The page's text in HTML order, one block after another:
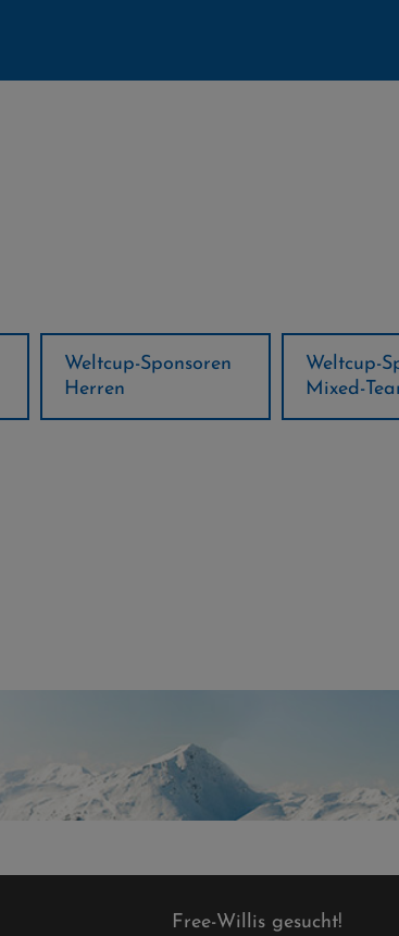
Weltcup-Sponsoren
Mixed-Team
Free-Willis gesucht!